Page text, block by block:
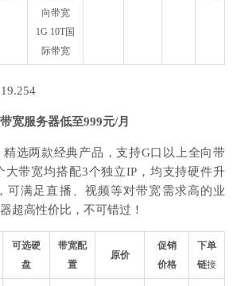
向带宽
1G 10T国
际带宽
宽服务器低至999元/月
精选两款经典产品，支持G口以上全向带
大带宽均搭配3个独立IP，均支持硬件升
可满足直播、视频等对带宽需求高的业
超高性价比，不可错过！
可选硬
盘
带宽配
置
原价
促销
价格
下单
链接